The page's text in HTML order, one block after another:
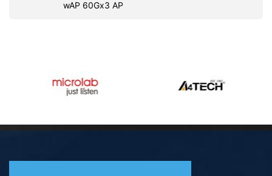
wAP 60Gx3 AP